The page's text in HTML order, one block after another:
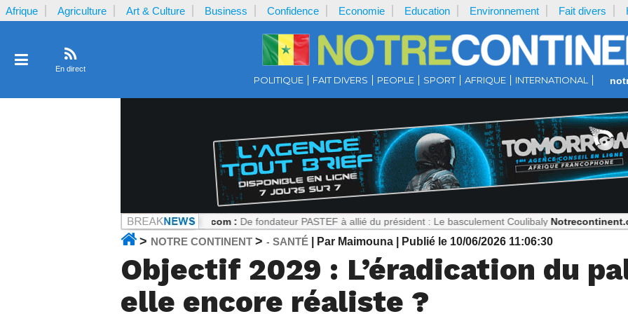
Afrique Agriculture Art & Culture Business Confidence Economie Education Environnement Fait divers
En direct
POLITIQUE FAIT DIVERS PEOPLE SPORT AFRIQUE INTERNATIONAL
Notrecontinent.com : De fondateur PASTEF à allié du président : Le basculement Coulibaly Notrecontinent.com :
> NOTRE CONTINENT > - SANTÉ | Par Maimouna | Publié le 10/06/2026 11:06:30
Objectif 2029 : L’éradication du
elle encore réaliste ?